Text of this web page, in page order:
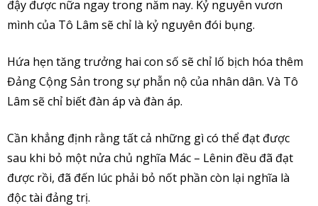
đậy được nữa ngay trong năm nay. Kỷ nguyên vươn
mình của Tô Lâm sẽ chỉ là kỷ nguyên đói bụng.
Hứa hẹn tăng trưởng hai con số sẽ chỉ lố bịch hóa thêm
Đảng Cộng Sản trong sự phẫn nộ của nhân dân. Và Tô
Lâm sẽ chỉ biết đàn áp và đàn áp.
Cần khẳng định rằng tất cả những gì có thể đạt được
sau khi bỏ một nửa chủ nghĩa Mác – Lênin đều đã đạt
được rồi, đã đến lúc phải bỏ nốt phần còn lại nghĩa là
độc tài đảng trị.